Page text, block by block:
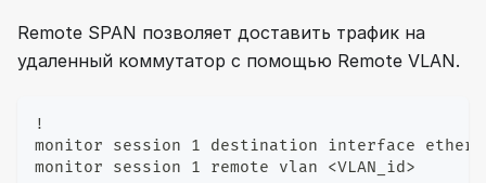
Remote SPAN позволяет доставить трафик на
удаленный коммутатор с помощью Remote VLAN.
!
monitor session 1 destination interface
monitor session 1 remote vlan <VLAN_id>